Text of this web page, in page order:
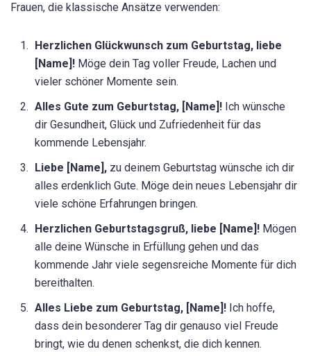
Frauen, die klassische Ansätze verwenden:
Herzlichen Glückwunsch zum Geburtstag, liebe
[Name]! Möge dein Tag voller Freude, Lachen und
vieler schöner Momente sein.
Alles Gute zum Geburtstag, [Name]! Ich wünsche
dir Gesundheit, Glück und Zufriedenheit für das
kommende Lebensjahr.
Liebe [Name], zu deinem Geburtstag wünsche ich dir
alles erdenklich Gute. Möge dein neues Lebensjahr dir
viele schöne Erfahrungen bringen.
Herzlichen Geburtstagsgruß, liebe [Name]! Mögen
alle deine Wünsche in Erfüllung gehen und das
kommende Jahr viele segensreiche Momente für dich
bereithalten.
Alles Liebe zum Geburtstag, [Name]! Ich hoffe,
dass dein besonderer Tag dir genauso viel Freude
bringt, wie du denen schenkst, die dich kennen.